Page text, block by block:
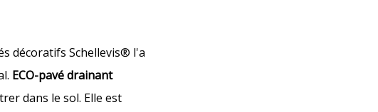
décoratifs Schellevis® l'a
ECO-pavé drainant
dans le sol. Elle est